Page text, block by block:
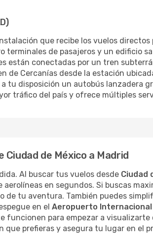
que recibe los vuelos
terminales de pasajeros y un edificio
están conectadas por un tren
de Cercanías desde la estación
a tu disposición un autobús lanzadera
tráfico del país y ofrece múltiples
de México a Madrid
Al buscar tus vuelos desde Ciudad
en segundos. Si buscas
tu aventura. También puedes
en el Aeropuerto
funcionen para empezar a visualizarte
prefieras y asegura tu lugar en el